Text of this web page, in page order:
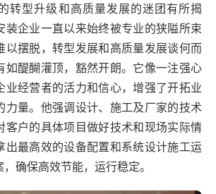
转型升级和高质量发展的迷团有所揭
装企业一直以来始终被专业的狭隘所束
以摆脱，转型发展和高质量发展谈何而
如醍醐灌顶，豁然开朗。它像一注强心
业经营者的活力和信心，增强了开拓业
力量。他强调设计、施工及厂家的技术
客户的具体项目做好技术和现场实际情
出最高效的设备配置和系统设计施工运
确保高效节能，运行稳定。